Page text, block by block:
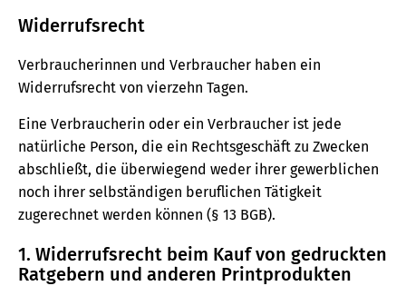
Widerrufsrecht
Verbraucherinnen und Verbraucher haben ein
Widerrufsrecht von vierzehn Tagen.
Eine Verbraucherin oder ein Verbraucher ist jede
natürliche Person, die ein Rechtsgeschäft zu Zwecken
abschließt, die überwiegend weder ihrer gewerblichen
noch ihrer selbständigen beruflichen Tätigkeit
zugerechnet werden können (§ 13 BGB).
1. Widerrufsrecht beim Kauf von gedruckten
Ratgebern und anderen Printprodukten